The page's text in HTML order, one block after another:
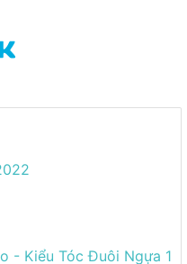
- Kiểu Tóc Đuôi Ngựa 1